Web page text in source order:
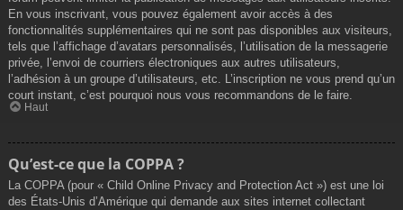
En vous inscrivant, vous pouvez également avoir accès à des
fonctionnalités supplémentaires qui ne sont pas disponibles aux visiteurs,
tels que l’affichage d’avatars personnalisés, l’utilisation de la messagerie
privée, l’envoi de courriers électroniques aux autres utilisateurs,
l’adhésion à un groupe d’utilisateurs, etc. L’inscription ne vous prend qu’un
court instant, c’est pourquoi nous vous recommandons de le faire.
Haut
Qu’est-ce que la COPPA ?
La COPPA (pour « Child Online Privacy and Protection Act ») est une loi
des États-Unis d’Amérique qui demande aux sites internet collectant